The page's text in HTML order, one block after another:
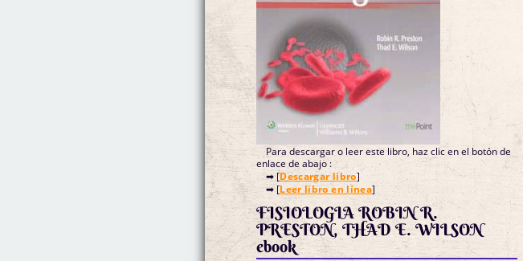
Para descargar o leer este libro, haz clic en el botón de
enlace de abajo :
➡ [Descargar libro]
➡ [Leer libro en línea]
FISIOLOGIA ROBIN R.
PRESTON, THAD E. WILSON
ebook